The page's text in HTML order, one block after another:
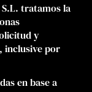
S.L. tratamos la
y
inclusive por
en base a